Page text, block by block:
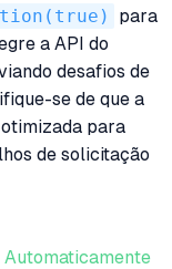
para
a API do
desafios de
se de que a
para
de solicitação
Automaticamente